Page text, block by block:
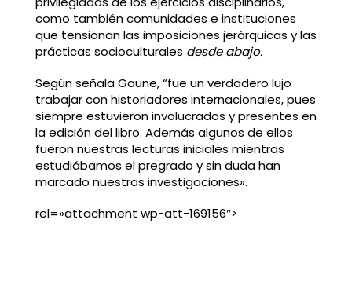
como también comunidades e instituciones
que tensionan las imposiciones jerárquicas y las
prácticas socioculturales desde abajo.
Según señala Gaune, “fue un verdadero lujo
trabajar con historiadores internacionales, pues
siempre estuvieron involucrados y presentes en
la edición del libro. Además algunos de ellos
fueron nuestras lecturas iniciales mientras
estudiábamos el pregrado y sin duda han
marcado nuestras investigaciones».
rel=»attachment wp-att-169156″>